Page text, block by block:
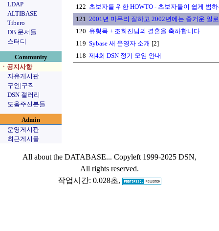
LDAP
ALTIBASE
Tibero
DB 문서들
스터디
Community
ㆍ공지사항
자유게시판
구인|구직
DSN 갤러리
도움주신분들
Admin
운영게시판
최근게시물
122 초보자를 위한 HOWTO - 초보자들이 쉽게 범
121 2001년 마무리 잘하고 2002년에는 즐거운 일
120 유형목 + 조희진님의 결혼을 축하합니다
119 Sybase 새 운영자 소개 [2]
118 제4회 DSN 정기 모임 안내
All about the DATABASE... Copyleft 1999-2025 DSN,
All rights reserved.
작업시간: 0.028초,